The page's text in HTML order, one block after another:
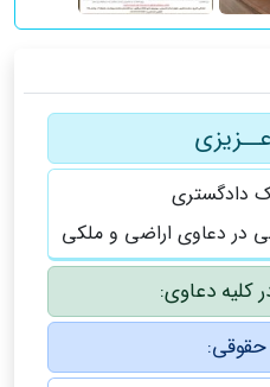
دادگستري
در دعاوی اراضی و ملکی
كليه دعاوی: